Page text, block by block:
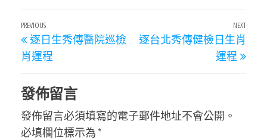
文
章
導
覽
Previous
Post
PREVIOUS
逐日生秀傳醫院巡檢
肖運程
Next
NEXT
逐台北秀傳健檢日生肖
運程
發佈留言
發佈留言必須填寫的電子郵件地址不會公開。
必填欄位標示為 *